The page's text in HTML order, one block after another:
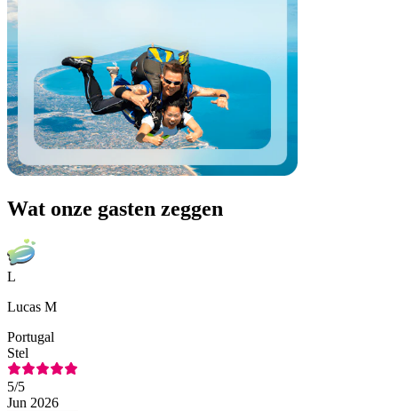
Wat onze gasten zeggen
L
Lucas M
Portugal
Stel
5/5
Jun 2026